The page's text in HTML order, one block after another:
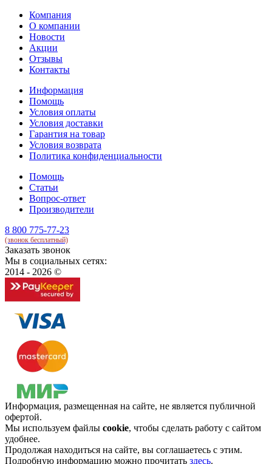
Компания
О компании
Новости
Акции
Отзывы
Контакты
Информация
Помощь
Условия оплаты
Условия доставки
Гарантия на товар
Условия возврата
Политика конфиденциальности
Помощь
Статьи
Вопрос-ответ
Производители
8 800 775-77-23
(звонок бесплатный)
Заказать звонок
Мы в социальных сетях:
2014 - 2026 ©
Информация, размещенная на сайте, не является публичной
офертой.
Мы используем файлы cookie, чтобы сделать работу с сайтом
удобнее.
Продолжая находиться на сайте, вы соглашаетесь с этим.
Подробную информацию можно прочитать здесь.